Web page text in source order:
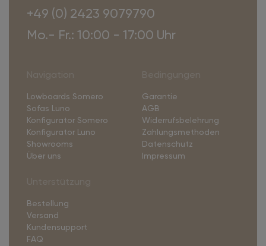
+49 (0) 2423 9079790
Mo.- Fr.: 10:00 - 17:00 Uhr
Lowboards Somero
Sofas Luno
Konfigurator Somero
Konfigurator Luno
Showrooms
Über uns
Garantie
AGB
Widerrufsbelehrung
Zahlungsmethoden
Datenschutz
Impressum
Bestellung
Versand
Kundensupport
FAQ